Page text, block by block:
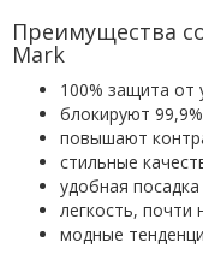
Преимущества
Mark
100% защита от
блокируют
повышают
стильные
удобная посадка
легкость, почти
модные